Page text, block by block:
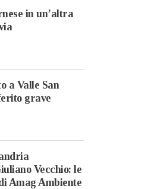
in un’altra
a Valle San
grave
Vecchio: le
Amag Ambiente